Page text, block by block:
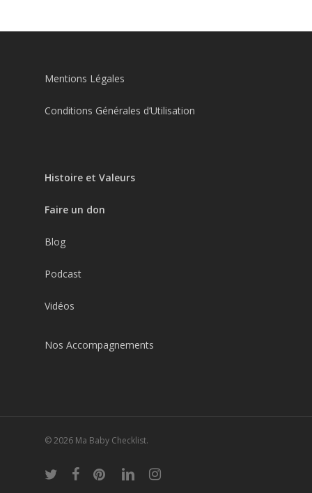
Mentions Légales
Conditions Générales d’Utilisation
Histoire et Valeurs
Faire un don
Blog
Podcast
Vidéos
Nos Accompagnements
© 2026 Ma Baby Checklist.
twitter facebookpinterestlinkedininstagram